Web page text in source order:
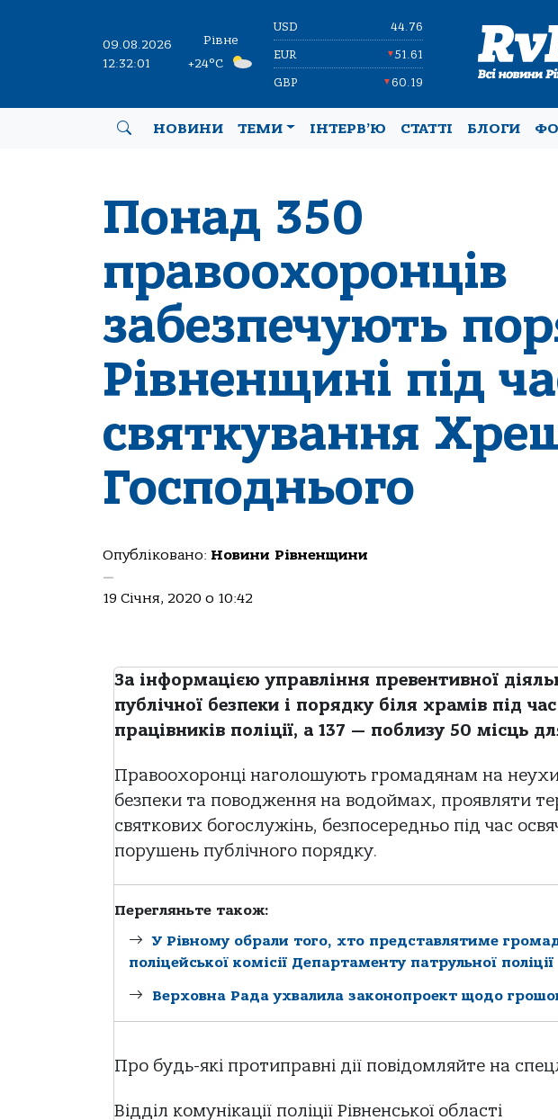
09.08.2026
12:32:01
Рівне
+24°C
USD 44.76
EUR ▼51.61
GBP ▼60.19
НОВИНИ ТЕМИ ІНТЕРВ’Ю СТАТТІ БЛОГИ
Понад 350
правоохоронців
забезпечують
Рівненщині під
святкування
Господнього
Опубліковано: Новини Рівненщини
—
19 Січня, 2020 о 10:42
За інформацією управління превентивної
публічної безпеки і порядку біля храмів під
працівників поліції, а 137 — поблизу 50 місць
Правоохоронці наголошують громадянам на
безпеки та поводження на водоймах, проявляти
святкових богослужінь, безпосередньо під час
порушень публічного порядку.
Перегляньте також:
У Рівному обрали того, хто представлятиме
поліцейської комісії Департаменту патрульної поліції
Верховна Рада ухвалила законопроект щодо
Про будь-які протиправні дії повідомляйте на
Відділ комунікації поліції Рівненської області